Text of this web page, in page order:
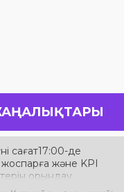
сағат17:00-де
жоспарға және KPI
орындау
Қазақстан»